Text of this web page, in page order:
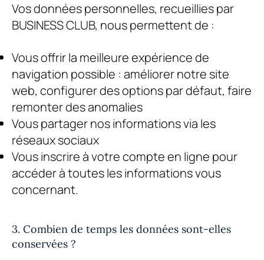
Vos données personnelles, recueillies par
BUSINESS CLUB, nous permettent de :
Vous offrir la meilleure expérience de
navigation possible : améliorer notre site
web, configurer des options par défaut, faire
remonter des anomalies
Vous partager nos informations via les
réseaux sociaux
Vous inscrire à votre compte en ligne pour
accéder à toutes les informations vous
concernant.
3. Combien de temps les données sont-elles
conservées ?